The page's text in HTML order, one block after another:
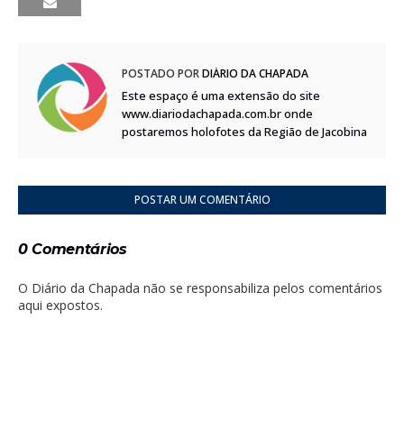
POSTADO PORDIÁRIO DA CHAPADA
Este espaço é uma extensão do site
www.diariodachapada.com.br onde
postaremos holofotes da Região de Jacobina
POSTAR UM COMENTÁRIO
0 Comentários
O Diário da Chapada não se responsabiliza pelos comentários
aqui expostos.